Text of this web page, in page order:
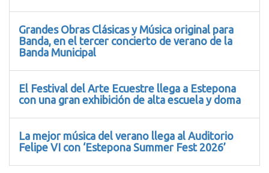
Grandes Obras Clásicas y Música original para
Banda, en el tercer concierto de verano de la
Banda Municipal
El Festival del Arte Ecuestre llega a Estepona
con una gran exhibición de alta escuela y doma
La mejor música del verano llega al Auditorio
Felipe VI con ‘Estepona Summer Fest 2026’